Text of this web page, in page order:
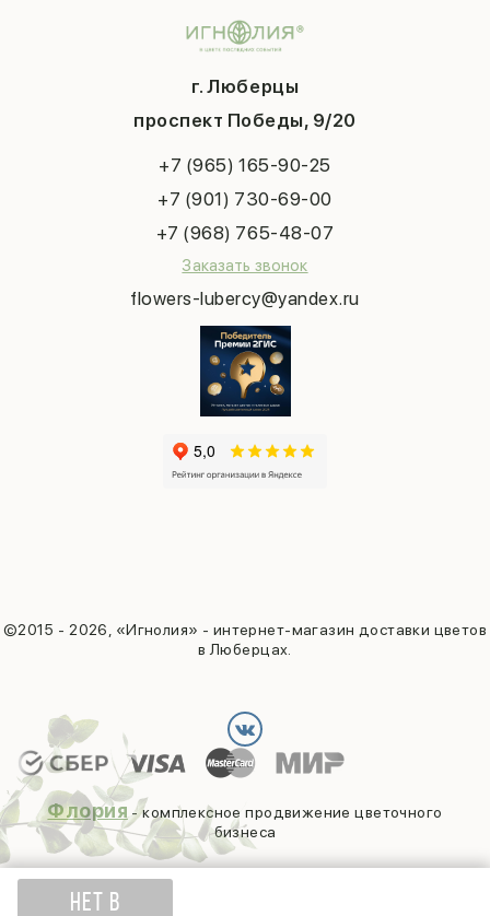
НЕТ В
г. Люберцы
проспект Победы, 9/20
+7 (965) 165-90-25
+7 (901) 730-69-00
+7 (968) 765-48-07
Заказать звонок
flowers-lubercy@yandex.ru
©2015 - 2026, «Игнолия» - интернет-магазин доставки цветов
в Люберцах.
Публичная оферта
Последний звонок
Флория - комплексное продвижение цветочного
бизнеса